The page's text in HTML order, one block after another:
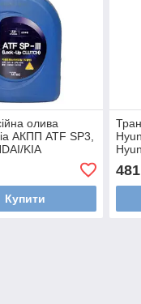
олива
АКПП ATF SP3,
KIA
Купити
481